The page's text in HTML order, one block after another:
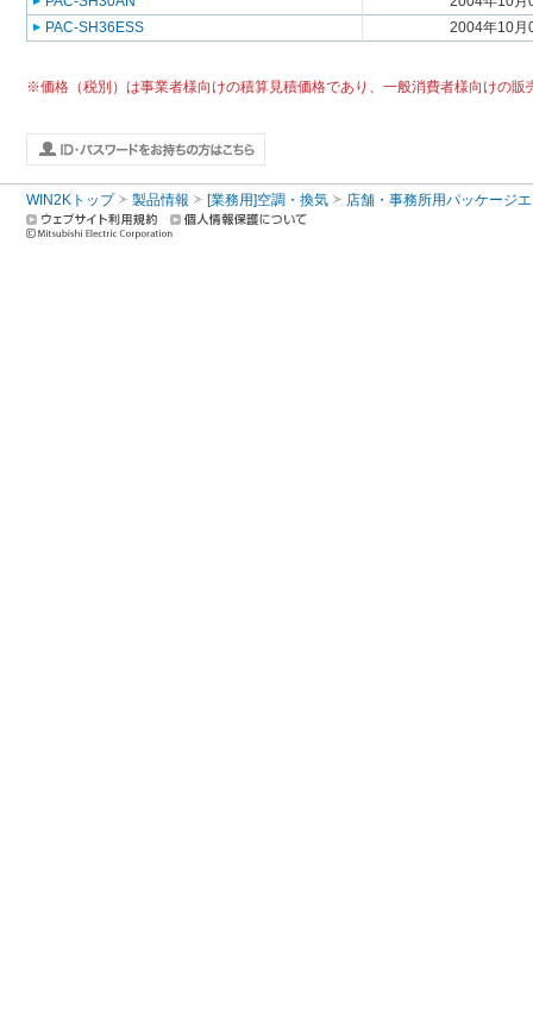
PAC-SH36ESS
2004年10月
※価格（税別）は事業者様向けの積算見積価格であり、一般消費者様向けの販
WIN2Kトップ 製品情報 [業務用]空調・換気 店舗・事務所用パッケージ